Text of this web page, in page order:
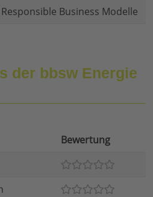
Responsible Business Modelle
der bbsw Energie
Bewertung